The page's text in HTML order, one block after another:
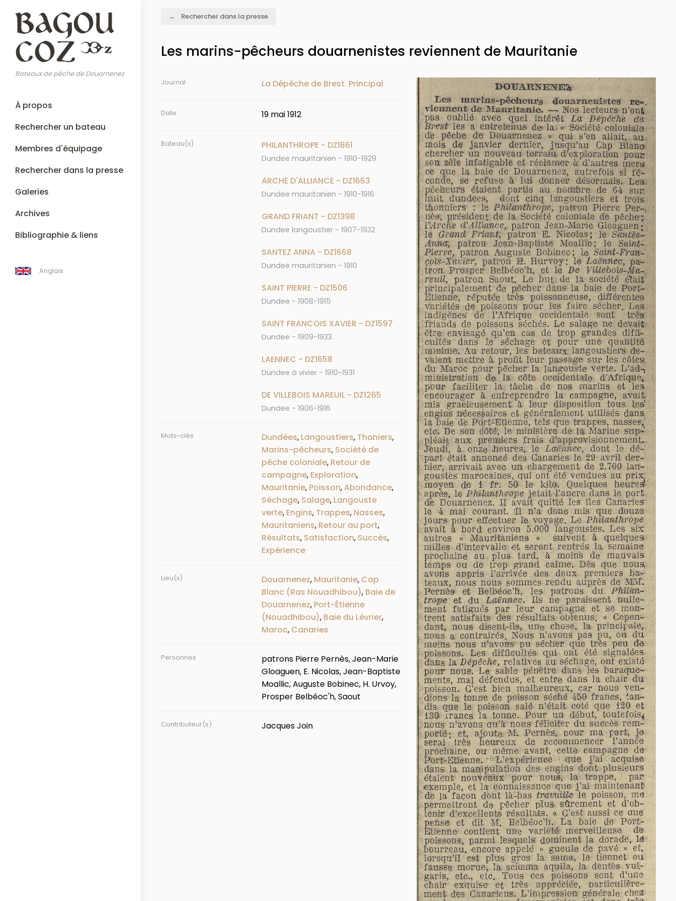
contenu
principal
Bateaux de pêche de Douarnenez
Main
navigation
À propos
Rechercher un bateau
Membres d'équipage
Rechercher dans la presse
Galeries
Archives
Bibliographie & liens
Anglais
Rechercher dans la presse
Les marins-pêcheurs douarnenistes reviennent de Mauritanie
Journal La Dépêche de Brest. Principal
Date 19 mai 1912
Bateau(x) PHILANTHROPE - DZ1661
Dundee mauritanien - 1910-1929
ARCHE D'ALLIANCE - DZ1663
Dundee mauritanien - 1910-1916
GRAND FRIANT - DZ1398
Dundee langoustier - 1907-1932
SANTEZ ANNA - DZ1668
Dundee mauritanien - 1910
SAINT PIERRE - DZ1506
Dundee - 1908-1915
SAINT FRANCOIS XAVIER - DZ1597
Dundee - 1909-1933
LAENNEC - DZ1658
Dundee à vivier - 1910-1931
DE VILLEBOIS MAREUIL - DZ1265
Dundee - 1906-1916
Mots-clés Dundées, Langoustiers, Thoniers,
Marins-pêcheurs, Société de
pêche coloniale, Retour de
campagne, Exploration,
Mauritanie, Poisson,Abondance,
Séchage, Salage, Langouste
verte, Engins, Trappes, Nasses,
Mauritaniens, Retour au port,
Résultats, Satisfaction, Succès,
Expérience
Lieu(x) Douarnenez, Mauritanie, Cap
Blanc (Ras Nouadhibou), Baie de
Douarnenez, Port-Étienne
(Nouadhibou), Baie du Lévrier,
Maroc, Canaries
Personnes
patrons Pierre Pernès, Jean-Marie
Gloaguen, E. Nicolas, Jean-Baptiste
Moallic, Auguste Bobinec, H. Urvoy,
Prosper Belbéoc'h, Saout
Contributeur(s) Jacques Join
Image